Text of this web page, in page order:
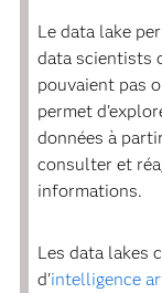
Le data lake
data scientists
pouvaient pas
permet
données à
consulter et
informations.
Les data lakes
d'intelligence